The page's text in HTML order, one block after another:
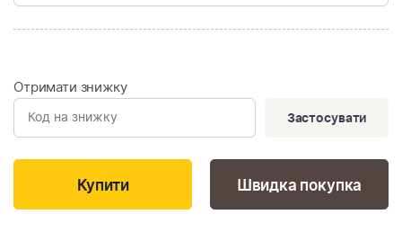
Отримати знижку
Застосувати
Швидка покупка